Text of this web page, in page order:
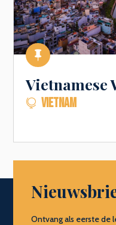

Vietnamese
 VIETNAM
Ontvang als eerste de